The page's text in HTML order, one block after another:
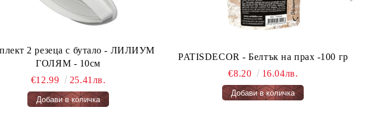
2 резеца с бутало - ЛИЛИУМ
ГОЛЯМ - 10см
€12.99
25.41лв.
PATISDECOR - Белтък на прах -100 гр
€8.20
16.04лв.